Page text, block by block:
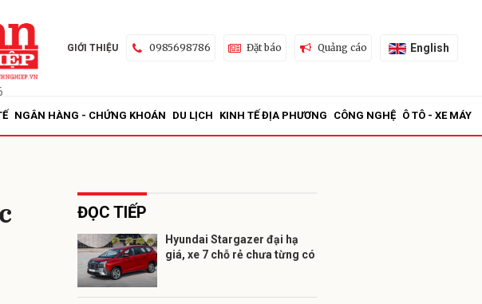
GIỚI THIỆU 0985698786 Đặt báo Quảng cáo English
NGÂN HÀNG - CHỨNG KHOÁN DU LỊCH KINH TẾ ĐỊA PHƯƠNG CÔNG NGHỆ Ô TÔ - XE MÁY
ĐỌC TIẾP
Hyundai Stargazer đại hạ
giá, xe 7 chỗ rẻ chưa từng có
Gửi